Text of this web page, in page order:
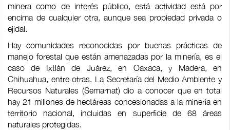
minera como de interés público, está actividad está por
encima de cualquier otra, aunque sea propiedad privada o
ejidal.
Hay comunidades reconocidas por buenas prácticas de
manejo forestal que están amenazadas por la minería, es el
caso de Ixtlán de Juárez, en Oaxaca, y Madera, en
Chihuahua, entre otras. La Secretaría del Medio Ambiente y
Recursos Naturales (Semarnat) dio a conocer que en total
hay 21 millones de hectáreas concesionadas a la minería en
territorio nacional, incluidas en superficie de 68 áreas
naturales protegidas.